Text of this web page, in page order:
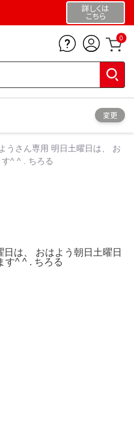
詳しくは
こちら
0
変更
うさん専用 明日土曜日は、 お
^ ^ . ちろる